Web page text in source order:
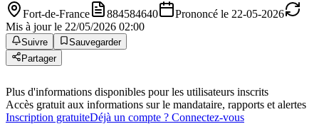
Fort-de-France 884584640
Prononcé le 22-05-2026
Mis à jour le 22/05/2026 02:00
Suivre
Sauvegarder
Partager
Plus d'informations disponibles pour les utilisateurs inscrits
Accès gratuit aux informations sur le mandataire, rapports et alertes
Inscription gratuiteDéjà un compte ? Connectez-vous